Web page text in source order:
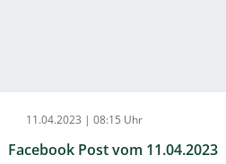
11.04.2023 | 08:15 Uhr
Facebook Post vom 11.04.2023